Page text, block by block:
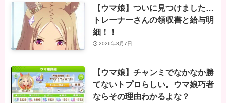
【ウマ娘】ついに見つけました…
トレーナーさんの領収書と給与明
細！！
2026年8月7日
【ウマ娘】チャンミでなかなか勝
てないトプロらしい。ウマ娘巧者
ならその理由わかるよな？